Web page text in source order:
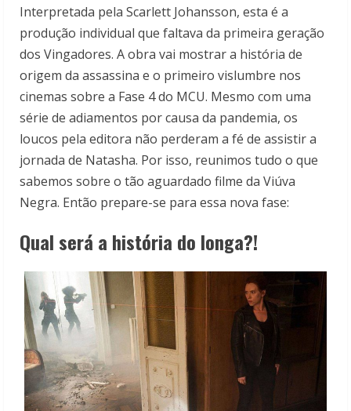
Interpretada pela Scarlett Johansson, esta é a
produção individual que faltava da primeira geração
dos Vingadores. A obra vai mostrar a história de
origem da assassina e o primeiro vislumbre nos
cinemas sobre a Fase 4 do MCU. Mesmo com uma
série de adiamentos por causa da pandemia, os
loucos pela editora não perderam a fé de assistir a
jornada de Natasha. Por isso, reunimos tudo o que
sabemos sobre o tão aguardado filme da Viúva
Negra. Então prepare-se para essa nova fase:
Qual será a história do longa?!